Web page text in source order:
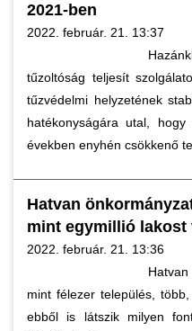
2021-ben
2022. február. 21. 13:37
tűzoltóság teljesít
tűzvédelmi helyzetének
hatékonyságára utal,
években enyhén csökkenő
Hatvan
mint egymillió lakost
2022. február. 21. 13:36
mint félezer település,
ebből is látszik milyen